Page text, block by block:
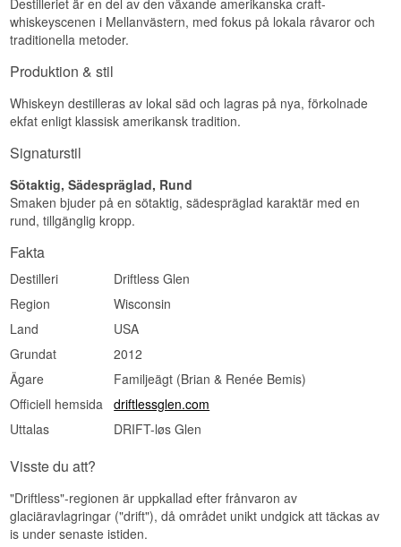
Lyssna på vår podd:
Eftersmaken är medellång, varm och lätt kryddig.
Bourbon Whiskey
Destilleri: Driftless Glen Distillery
Storlek: 70 CL
Smakprofil
Lyssna på vår podd:
Destilleriet är en del av den växande amerikanska craft-
whiskeyscenen i Mellanvästern, med fokus på lokala råvaror och
traditionella metoder.
Produktion & stil
Whiskeyn destilleras av lokal säd och lagras på nya, förkolnade
ekfat enligt klassisk amerikansk tradition.
Signaturstil
Sötaktig, Sädespräglad, Rund
Smaken bjuder på en sötaktig, sädespräglad karaktär med en
rund, tillgänglig kropp.
Fakta
Destilleri
Driftless Glen
Region
Wisconsin
Land
USA
Grundat
2012
Ägare
Familjeägt (Brian & Renée Bemis)
Officiell hemsida
driftlessglen.com
Uttalas
DRIFT-løs Glen
Visste du att?
"Driftless"-regionen är uppkallad efter frånvaron av
glaciäravlagringar ("drift"), då området unikt undgick att täckas av
is under senaste istiden.